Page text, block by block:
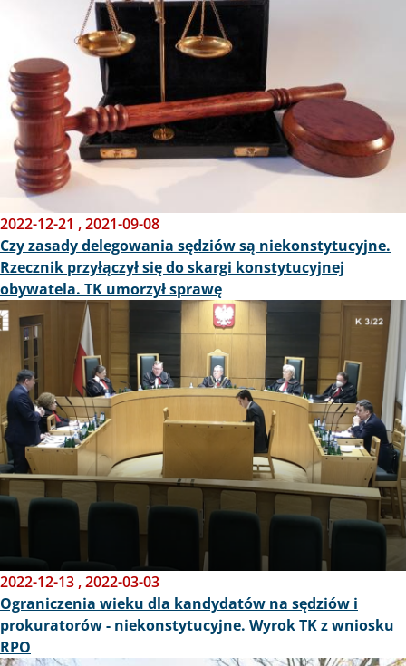
2022-12-21 ,2021-09-08
Czy zasady delegowania sędziów są niekonstytucyjne.
Rzecznik przyłączył się do skargi konstytucyjnej
obywatela. TK umorzył sprawę
Obraz
2022-12-13 ,2022-03-03
Ograniczenia wieku dla kandydatów na sędziów i
prokuratorów - niekonstytucyjne. Wyrok TK z wniosku
RPO